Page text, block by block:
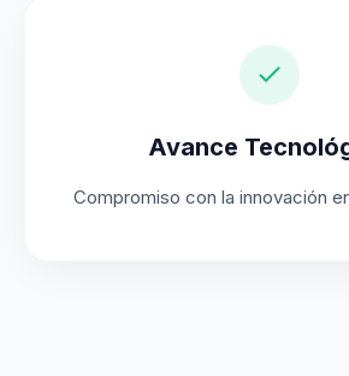
Avance
Compromiso con la innovación